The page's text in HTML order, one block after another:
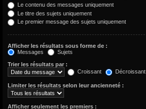
Le contenu des messages uniquement
Le titre des sujets uniquement
Le premier message des sujets uniquement
Afficher les résultats sous forme de :
Messages
Sujets
Trier les résultats par :
Croissant
Décroissant
Limiter les résultats selon leur ancienneté :
Afficher seulement les premiers :